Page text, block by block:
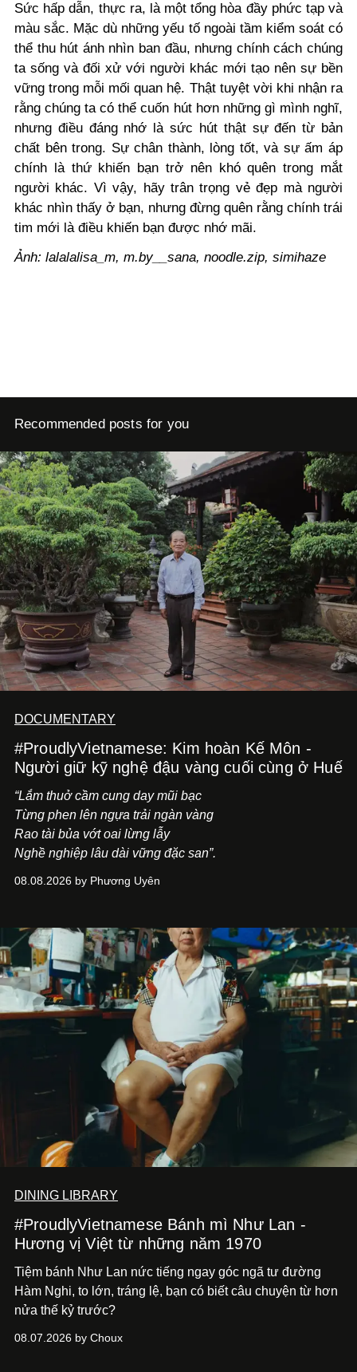
Sức hấp dẫn, thực ra, là một tổng hòa đầy phức tạp và
màu sắc. Mặc dù những yếu tố ngoài tầm kiểm soát có
thể thu hút ánh nhìn ban đầu, nhưng chính cách chúng
ta sống và đối xử với người khác mới tạo nên sự bền
vững trong mỗi mối quan hệ. Thật tuyệt vời khi nhận ra
rằng chúng ta có thể cuốn hút hơn những gì mình nghĩ,
nhưng điều đáng nhớ là sức hút thật sự đến từ bản
chất bên trong. Sự chân thành, lòng tốt, và sự ấm áp
chính là thứ khiến bạn trở nên khó quên trong mắt
người khác. Vì vậy, hãy trân trọng vẻ đẹp mà người
khác nhìn thấy ở bạn, nhưng đừng quên rằng chính trái
tim mới là điều khiến bạn được nhớ mãi.
Ảnh: lalalalisa_m, m.by__sana, noodle.zip, simihaze
Recommended posts for you
DOCUMENTARY
#ProudlyVietnamese: Kim hoàn Kế Môn -
Người giữ kỹ nghệ đậu vàng cuối cùng ở Huế
“Lắm thuở cầm cung day mũi bạc
Từng phen lên ngựa trải ngàn vàng
Rao tài bủa vớt oai lừng lẫy
Nghề nghiệp lâu dài vững đặc san”.
08.08.2026 by Phương Uyên
DINING LIBRARY
#ProudlyVietnamese Bánh mì Như Lan -
Hương vị Việt từ những năm 1970
Tiệm bánh Như Lan nức tiếng ngay góc ngã tư đường
Hàm Nghi, to lớn, tráng lệ, bạn có biết câu chuyện từ hơn
nửa thế kỷ trước?
08.07.2026 by Choux